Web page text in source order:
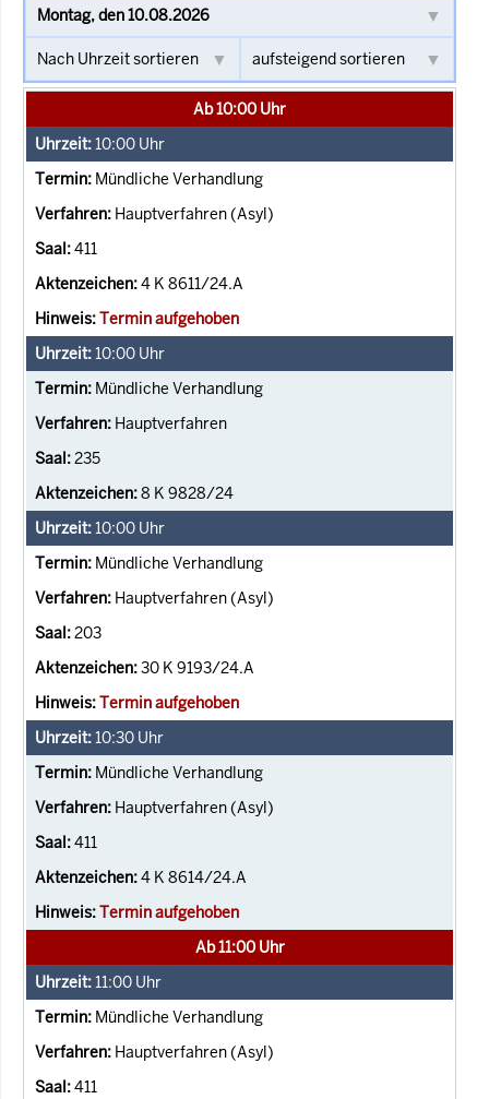
Ab 10:00 Uhr
10:00 Uhr
Mündliche Verhandlung
Hauptverfahren (Asyl)
411
4 K 8611/24.A
Termin aufgehoben
10:00 Uhr
Mündliche Verhandlung
Hauptverfahren
235
8 K 9828/24
10:00 Uhr
Mündliche Verhandlung
Hauptverfahren (Asyl)
203
30 K 9193/24.A
Termin aufgehoben
10:30 Uhr
Mündliche Verhandlung
Hauptverfahren (Asyl)
411
4 K 8614/24.A
Termin aufgehoben
Ab 11:00 Uhr
11:00 Uhr
Mündliche Verhandlung
Hauptverfahren (Asyl)
411